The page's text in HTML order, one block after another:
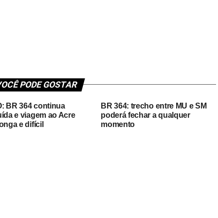
PODE GOSTAR
BR 364 continua
e viagem ao Acre
e difícil
BR 364: trecho entre MU e SM
poderá fechar a qualquer
momento